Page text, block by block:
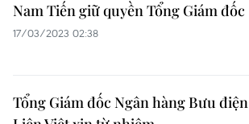
Nam Tiến giữ quyền Tổng Giám đốc
17/03/2023 02:38
Tổng Giám đốc Ngân hàng Bưu điện